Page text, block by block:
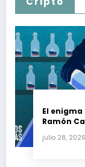
El
Ramón
julio 28, 2026